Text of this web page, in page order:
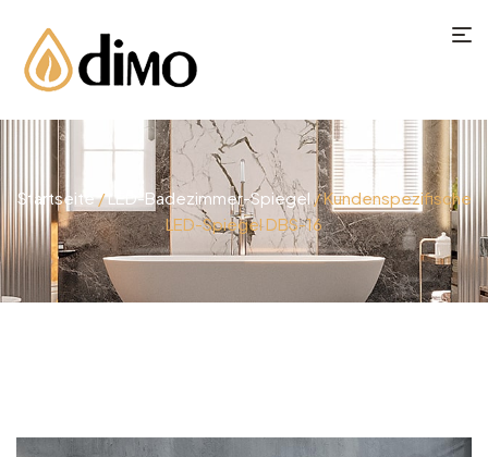
Startseite/LED-Badezimmer-Spiegel / Kundenspezifische
LED-Spiegel DBS-16